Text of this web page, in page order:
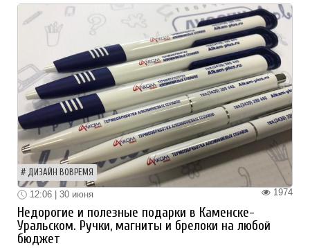
ДИЗАЙН ВОВРЕМЯ
1974
12:06 | 30 июня
Недорогие и полезные подарки в Каменске-
Уральском. Ручки, магниты и брелоки на любой
бюджет